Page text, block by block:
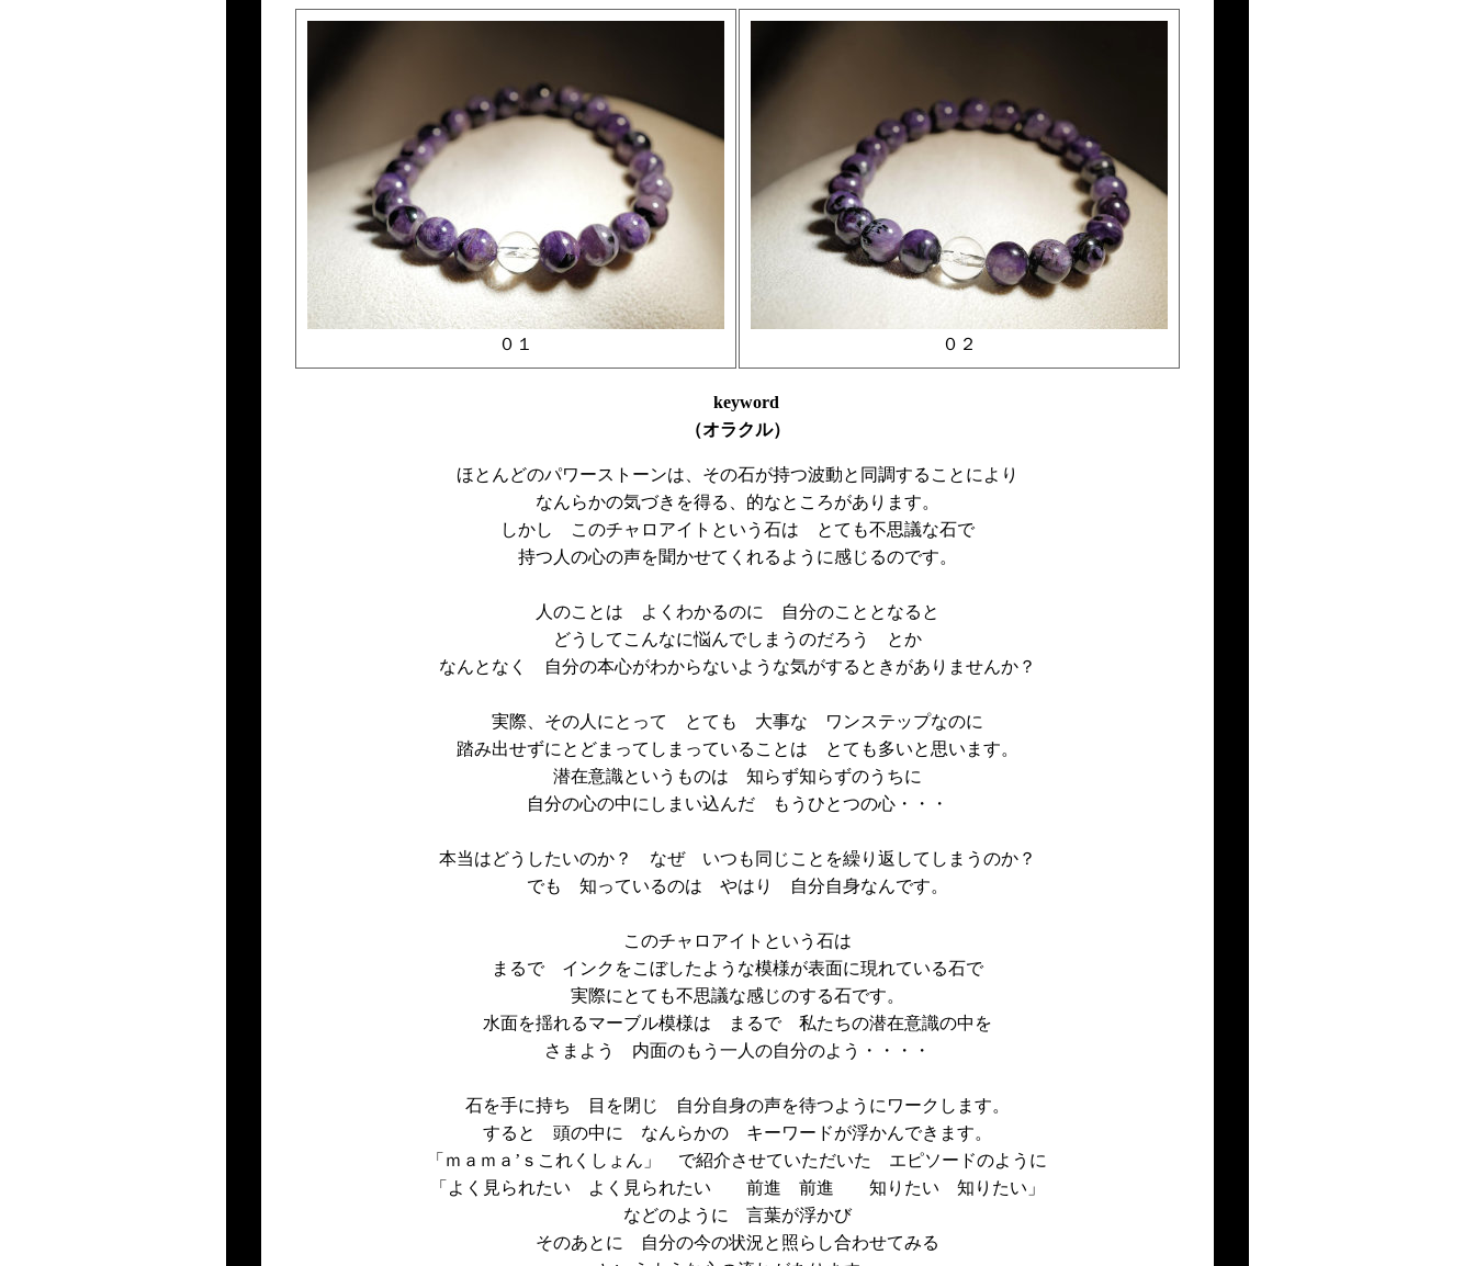
０１ ０２
keyword
（オラクル）
ほとんどのパワーストーンは、その石が持つ波動と同調することにより
なんらかの気づきを得る、的なところがあります。
しかし このチャロアイトという石は とても不思議な石で
持つ人の心の声を聞かせてくれるように感じるのです。
人のことは よくわかるのに 自分のこととなると
どうしてこんなに悩んでしまうのだろう とか
なんとなく 自分の本心がわからないような気がするときがありませんか？
実際、その人にとって とても 大事な ワンステップなのに
踏み出せずにとどまってしまっていることは とても多いと思います。
潜在意識というものは 知らず知らずのうちに
自分の心の中にしまい込んだ もうひとつの心・・・
本当はどうしたいのか？ なぜ いつも同じことを繰り返してしまうのか？
でも 知っているのは やはり 自分自身なんです。
このチャロアイトという石は
まるで インクをこぼしたような模様が表面に現れている石で
実際にとても不思議な感じのする石です。
水面を揺れるマーブル模様は まるで 私たちの潜在意識の中を
さまよう 内面のもう一人の自分のよう・・・・
石を手に持ち 目を閉じ 自分自身の声を待つようにワークします。
すると 頭の中に なんらかの キーワードが浮かんできます。
「 ｍａｍａ’ｓこれくしょん 」 で紹介させていただいた エピソードのように
「よく見られたい よく見られたい 前進 前進 知りたい 知りたい」
などのように 言葉が浮かび
そのあとに 自分の今の状況と照らし合わせてみる